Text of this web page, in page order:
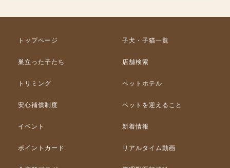
トップページ 子犬・子猫一覧
巣立った子たち 店舗検索
トリミング ペットホテル
安心補償制度 ペットを迎えること
イベント 新着情報
ポイントカード リアルタイム動画